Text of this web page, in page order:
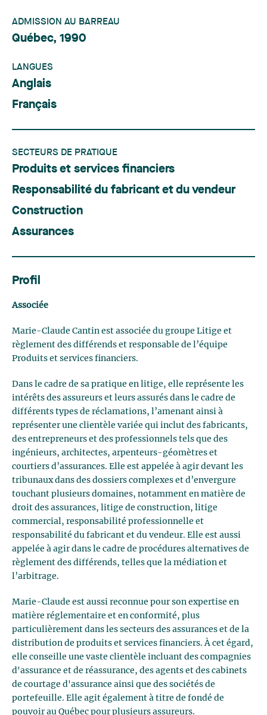
ADMISSION AU BARREAU
Québec, 1990
LANGUES
Anglais
Français
SECTEURS DE PRATIQUE
Produits et services financiers
Responsabilité du fabricant et du vendeur
Construction
Assurances
Profil
Associée
Marie-Claude Cantin est associée du groupe Litige et
règlement des différends et responsable de l’équipe
Produits et services financiers.
Dans le cadre de sa pratique en litige, elle représente les
intérêts des assureurs et leurs assurés dans le cadre de
différents types de réclamations, l’amenant ainsi à
représenter une clientèle variée qui inclut des fabricants,
des entrepreneurs et des professionnels tels que des
ingénieurs, architectes, arpenteurs-géomètres et
courtiers d’assurances. Elle est appelée à agir devant les
tribunaux dans des dossiers complexes et d’envergure
touchant plusieurs domaines, notamment en matière de
droit des assurances, litige de construction, litige
commercial, responsabilité professionnelle et
responsabilité du fabricant et du vendeur. Elle est aussi
appelée à agir dans le cadre de procédures alternatives de
règlement des différends, telles que la médiation et
l’arbitrage.
Marie-Claude est aussi reconnue pour son expertise en
matière réglementaire et en conformité, plus
particulièrement dans les secteurs des assurances et de la
distribution de produits et services financiers. À cet égard,
elle conseille une vaste clientèle incluant des compagnies
d'assurance et de réassurance, des agents et des cabinets
de courtage d'assurance ainsi que des sociétés de
portefeuille. Elle agit également à titre de fondé de
pouvoir au Québec pour plusieurs assureurs.